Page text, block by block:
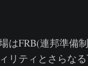
はFRB(連邦準備
リティとさらな